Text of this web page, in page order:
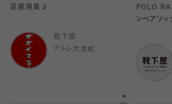
足感消臭🧦
靴下屋
アトレ大井町
POLO
ンベアソッ